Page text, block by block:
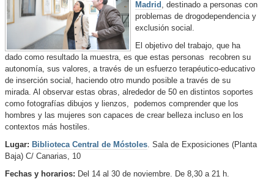
Madrid , destinado a personas con
problemas de drogodependencia y
exclusión social.
El objetivo del trabajo, que ha
dado como resultado la muestra, es que estas personas recobren su
autonomía, sus valores, a través de un esfuerzo terapéutico-educativo
de inserción social, haciendo otro mundo posible a través de su
mirada. Al observar estas obras, alrededor de 50 en distintos soportes
como fotografías dibujos y lienzos, podemos comprender que los
hombres y las mujeres son capaces de crear belleza incluso en los
contextos más hostiles.
Lugar: Biblioteca Central de Móstoles. Sala de Exposiciones (Planta
Baja) C/ Canarias, 10
Fechas y horarios: Del 14 al 30 de noviembre. De 8,30 a 21 h.